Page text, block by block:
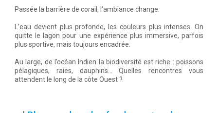
Passée la barrière de corail, l’ambiance change.
L’eau devient plus profonde, les couleurs plus intenses. On
quitte le lagon pour une expérience plus immersive, parfois
plus sportive, mais toujours encadrée.
Au large, de l’océan Indien la biodiversité est riche : poissons
pélagiques, raies, dauphins… Quelles rencontres vous
attendent le long de la côte Ouest ?